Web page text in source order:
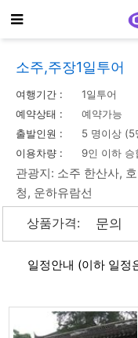
메뉴
소주,주장1일투어
여행기간 :
1일투어
예약상태 :
예약가능
출발인원 :
5 명이상 (5
이용차량 :
9인 이하 승
관광지: 소주 한산사,
청, 운하유람선
상품가격: 문의
일정안내 (이하 일정